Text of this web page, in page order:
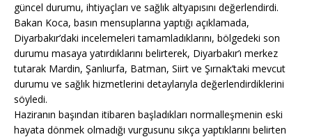
güncel durumu, ihtiyaçları ve sağlık altyapısını değerlendirdi.
Bakan Koca, basın mensuplarına yaptığı açıklamada,
Diyarbakır’daki incelemeleri tamamladıklarını, bölgedeki son
durumu masaya yatırdıklarını belirterek, Diyarbakır’ı merkez
tutarak Mardin, Şanlıurfa, Batman, Siirt ve Şırnak’taki mevcut
durumu ve sağlık hizmetlerini detaylarıyla değerlendirdiklerini
söyledi.
Haziranın başından itibaren başladıkları normalleşmenin eski
hayata dönmek olmadığı vurgusunu sıkça yaptıklarını belirten